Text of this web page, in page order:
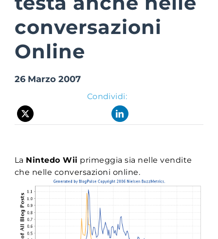
Suite Login
conversazioni
Online
26 Marzo 2007
Condividi:
La Nintedo Wii primeggia sia nelle vendite
che nelle conversazioni online.